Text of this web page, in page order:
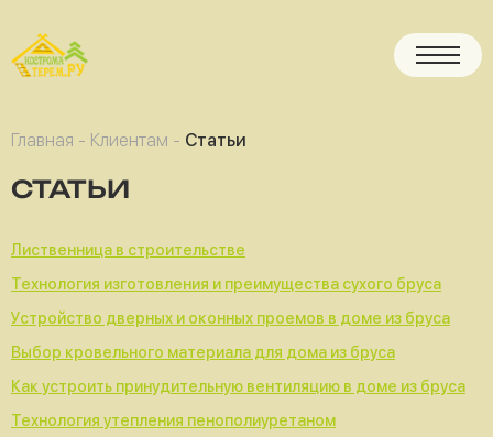
Главная - Клиентам - Статьи
СТАТЬИ
Лиственница в строительстве
Технология изготовления и преимущества сухого бруса
Устройство дверных и оконных проемов в доме из бруса
Выбор кровельного материала для дома из бруса
Как устроить принудительную вентиляцию в доме из бруса
Технология утепления пенополиуретаном